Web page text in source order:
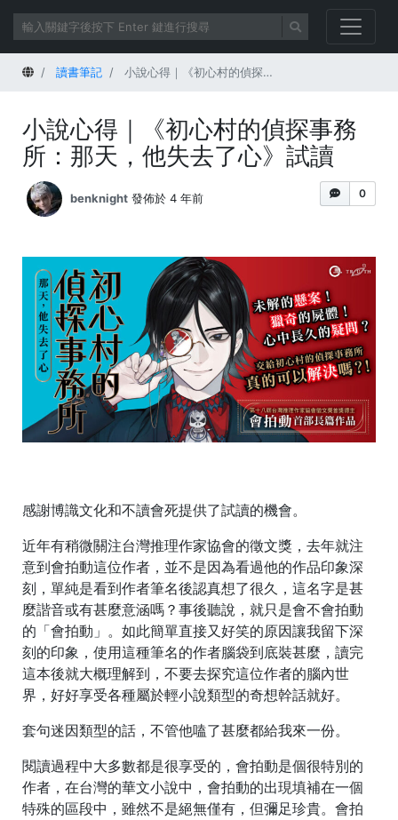
首頁 讀書筆記 小說心得｜《初心村的偵探事務所：那天，他失去了心》試讀
小說心得｜《初心村的偵探事務
所：那天，他失去了心》試讀
0
benknight 發佈於 4 年前
感謝博識文化和不讀會死提供了試讀的機會。
近年有稍微關注台灣推理作家協會的徵文獎，去年就注
意到會拍動這位作者，並不是因為看過他的作品印象深
刻，單純是看到作者筆名後認真想了很久，這名字是甚
麼諧音或有甚麼意涵嗎？事後聽說，就只是會不會拍動
的「會拍動」。如此簡單直接又好笑的原因讓我留下深
刻的印象，使用這種筆名的作者腦袋到底裝甚麼，讀完
這本後就大概理解到，不要去探究這位作者的腦內世
界，好好享受各種屬於輕小說類型的奇想幹話就好。
套句迷因類型的話，不管他嗑了甚麼都給我來一份。
閱讀過程中大多數都是很享受的，會拍動是個很特別的
作者，在台灣的華文小說中，會拍動的出現填補在一個
特殊的區段中，雖然不是絕無僅有，但彌足珍貴。會拍